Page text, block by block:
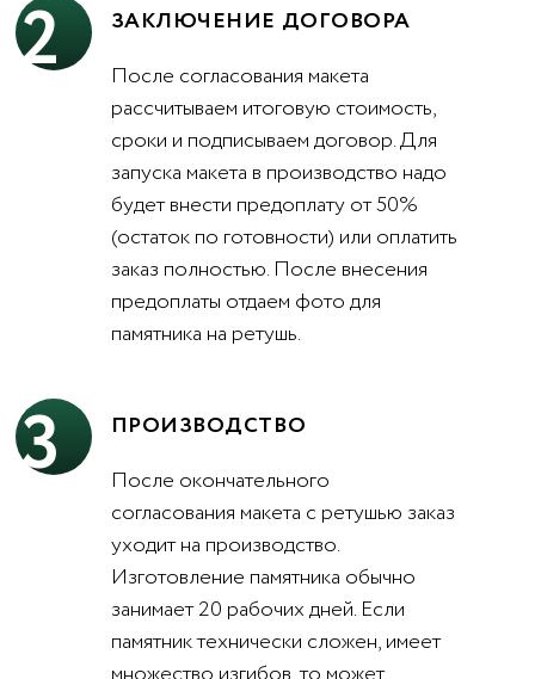
2
ЗАКЛЮЧЕНИЕ ДОГОВОРА
После согласования макета
рассчитываем итоговую стоимость,
сроки и подписываем договор. Для
запуска макета в производство надо
будет внести предоплату от 50%
(остаток по готовности) или оплатить
заказ полностью. После внесения
предоплаты отдаем фото для
памятника на ретушь.
3
ПРОИЗВОДСТВО
После окончательного
согласования макета с ретушью заказ
уходит на производство.
Изготовление памятника обычно
занимает 20 рабочих дней. Если
памятник технически сложен, имеет